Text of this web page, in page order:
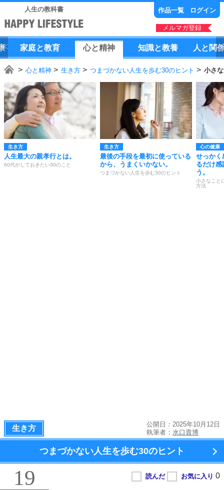
人生の教科書 作品一覧 ログイン
メルマガ登録
家庭と教育 心と精神 知識と教養 人 と 関
心と精神 生き方 つまづかない人生を歩む30のヒント 小さ
生き方
人生最大の親孝行とは。
60代がしておきたい30のこと
生き方
最後の手段を最初に使っている
から、うまくいかない。
つまづかない人生を歩む30のヒント
心の健康
せっかく
るだけ
う。
小さなこと
方法
生き方
公開日：2025年10月12日
執筆者： 水口貴博
つまづかない人生を歩む30のヒント
19